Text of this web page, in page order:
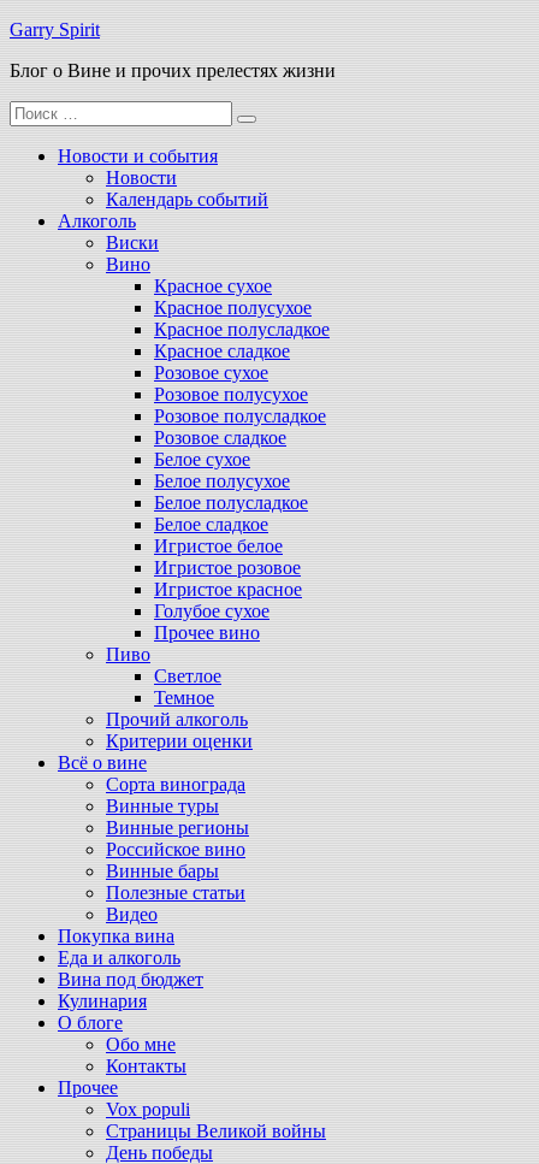
Перейти
содержимому
Garry Spirit
Блог о Вине и прочих прелестях жизни
Поиск
для:
Новости и события
Новости
Календарь событий
Алкоголь
Виски
Вино
Красное сухое
Красное полусухое
Красное полусладкое
Красное сладкое
Розовое сухое
Розовое полусухое
Розовое полусладкое
Розовое сладкое
Белое сухое
Белое полусухое
Белое полусладкое
Белое сладкое
Игристое белое
Игристое розовое
Игристое красное
Голубое сухое
Прочее вино
Пиво
Светлое
Темное
Прочий алкоголь
Критерии оценки
Всё о вине
Сорта винограда
Винные туры
Винные регионы
Российское вино
Винные бары
Полезные статьи
Видео
Покупка вина
Еда и алкоголь
Вина под бюджет
Кулинария
О блоге
Обо мне
Контакты
Прочее
Vox populi
Страницы Великой войны
День победы